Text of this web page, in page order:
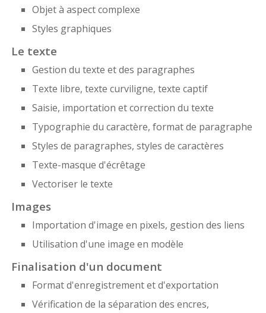
Objet à aspect complexe
Styles graphiques
Le texte
Gestion du texte et des paragraphes
Texte libre, texte curviligne, texte captif
Saisie, importation et correction du texte
Typographie du caractère, format de paragraphe
Styles de paragraphes, styles de caractères
Texte-masque d'écrêtage
Vectoriser le texte
Images
Importation d'image en pixels, gestion des liens
Utilisation d'une image en modèle
Finalisation d'un document
Format d'enregistrement et d'exportation
Vérification de la séparation des encres,